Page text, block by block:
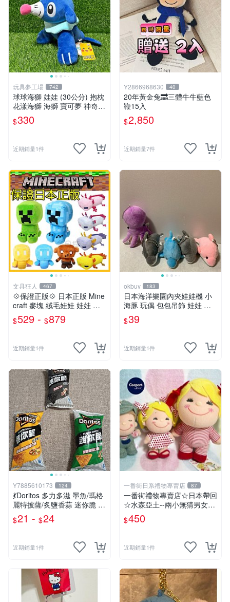
玩具夢工場 742
球球海獅 娃娃 (30公分) 抱枕
花漾海獅 海獅 寶可夢 神奇寶
貝
$330
近期銷量1件
Y2866968630 40
20年黃金兔🔜三體牛牛藍色
鞭15入
$2,850
近期銷量7件
文具狂人 467
💠保證正版💠 日本正版 Mine
craft 麥塊 絨毛娃娃 娃娃 玩
偶 公仔 苦力怕 終界使者 六
角恐龍 👉 全日控
$529 - $879
近期銷量1件
okbuy 183
日本海洋樂園內夾娃娃機 小
海豚 玩偶 包包吊飾 娃娃 玩
具 床伴 粉紅色 紫色 藍色 灰
色 全新台北現貨
$39
近期銷量1件
Y7885610173 124
💃Doritos 多力多滋 墨魚/瑪格
麗特披薩/炙鹽香蒜 迷你脆 54
g🕺 洋芋片 玉米片薯片 餅乾
隨身包 玉米脆片 零食
$21 - $24
近期銷量1件
一番街日系禮物專賣店 87
一番街禮物專賣店☆日本帶回
☆水森亞土--兩小無猜男女孩
娃娃~單件小隻價~超迷人禮
物首選!
$450
近期銷量1件